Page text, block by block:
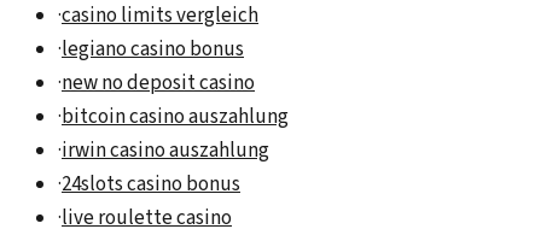
·casino limits vergleich
·legiano casino bonus
·new no deposit casino
·bitcoin casino auszahlung
·irwin casino auszahlung
·24slots casino bonus
·live roulette casino